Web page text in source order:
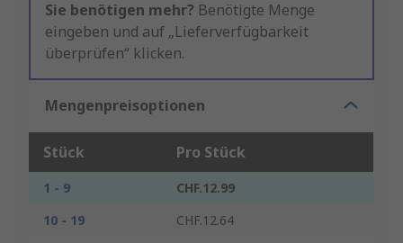
Sie benötigen mehr? Benötigte Menge
eingeben und auf „Lieferverfügbarkeit
überprüfen“ klicken.
Mengenpreisoptionen
Stück Pro Stück
1 - 9
CHF.12.99
10 - 19
CHF.12.64